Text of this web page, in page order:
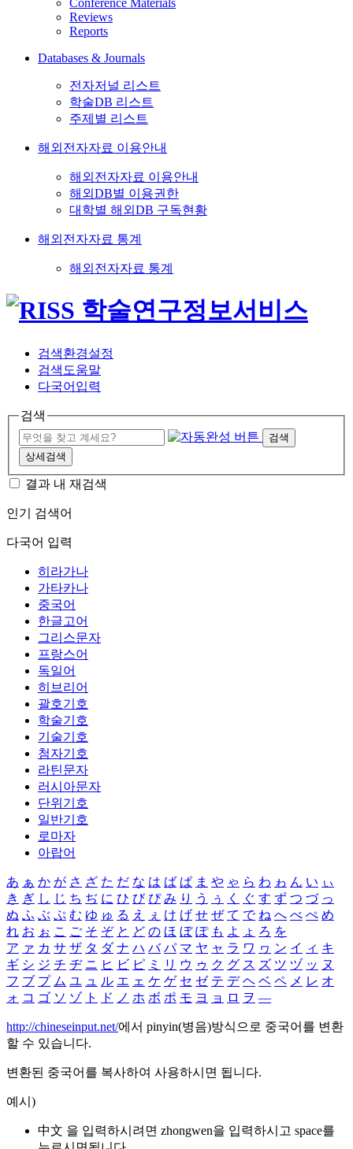
Conference Materials
Reviews
Reports
Databases & Journals
전자저널 리스트
학술DB 리스트
주제별 리스트
해외전자자료 이용안내
해외전자자료 이용안내
해외DB별 이용권한
대학별 해외DB 구독현황
해외전자자료 통계
해외전자자료 통계
검색환경설정
검색도움말
다국어입력
검색
검색
상세검색
결과 내 재검색
인기 검색어
다국어 입력
히라가나
가타카나
중국어
한글고어
그리스문자
프랑스어
독일어
히브리어
괄호기호
학술기호
기술기호
첨자기호
라틴문자
러시아문자
단위기호
일반기호
로마자
아랍어
あ ぁ か が さ ざ た だ な は ば ぱ ま や ゃ ら わ ゎ ん い ぃ
き ぎ し じ ち ぢ に ひ び ぴ み り う ぅ く ぐ す ず つ づ っ
ぬ ふ ぶ ぷ む ゆ ゅ る え ぇ け げ せ ぜ て で ね へ べ ぺ め
れ お ぉ こ ご そ ぞ と ど の ほ ぼ ぽ も よ ょ ろ を
ア ァ カ サ ザ タ ダ ナ ハ バ パ マ ヤ ャ ラ ワ ヮ ン イ ィ キ
ギ シ ジ チ ヂ ニ ヒ ビ ピ ミ リ ウ ゥ ク グ ス ズ ツ ヅ ッ ヌ
フ ブ プ ム ユ ュ ル エ ェ ケ ゲ セ ゼ テ デ ヘ ベ ペ メ レ オ
ォ コ ゴ ソ ゾ ト ド ノ ホ ボ ポ モ ヨ ョ ロ ヲ ―
http://chineseinput.net/에서 pinyin(병음)방식으로 중국어를 변환
할 수 있습니다.
변환된 중국어를 복사하여 사용하시면 됩니다.
예시)
中文 을 입력하시려면 zhongwen을 입력하시고 space를